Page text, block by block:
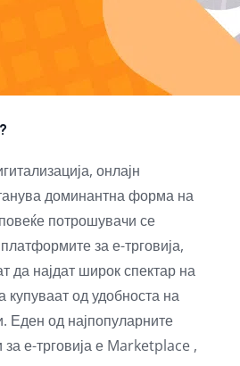
онлајн
доминантна форма на
потрошувачи се
за е-трговија,
да најдат широк спектар на
купуваат од удобноста на
Еден од најпопуларните
е-трговија е Marketplace ,